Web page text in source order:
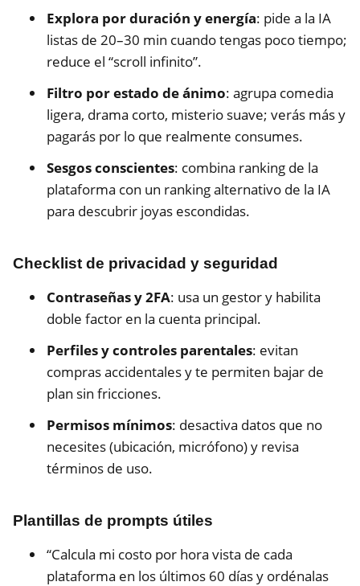
Explora por duración y energía: pide a la IA
listas de 20–30 min cuando tengas poco tiempo;
reduce el “scroll infinito”.
Filtro por estado de ánimo: agrupa comedia
ligera, drama corto, misterio suave; verás más y
pagarás por lo que realmente consumes.
Sesgos conscientes: combina ranking de la
plataforma con un ranking alternativo de la IA
para descubrir joyas escondidas.
Checklist de privacidad y seguridad
Contraseñas y 2FA: usa un gestor y habilita
doble factor en la cuenta principal.
Perfiles y controles parentales: evitan
compras accidentales y te permiten bajar de
plan sin fricciones.
Permisos mínimos: desactiva datos que no
necesites (ubicación, micrófono) y revisa
términos de uso.
Plantillas de prompts útiles
“Calcula mi costo por hora vista de cada
plataforma en los últimos 60 días y ordénalas